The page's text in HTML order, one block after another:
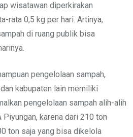
wisatawan diperkirakan
rata 0,5 kg per hari. Artinya,
di ruang publik bisa
pengelolaan sampah,
kabupaten lain memiliki
pengelolaan sampah alih-alih
Piyungan, karena dari 210 ton
ton saja yang bisa dikelola